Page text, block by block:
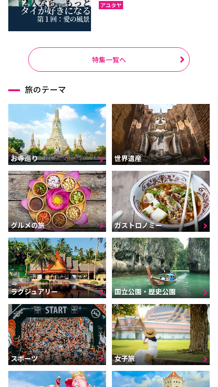
アユタヤ
特集一覧へ
旅のテーマ
お寺巡り 世界遺産
グルメの旅 ガストロノミー
ラグジュアリー 国立公園・歴史公園
スポーツ 女子旅